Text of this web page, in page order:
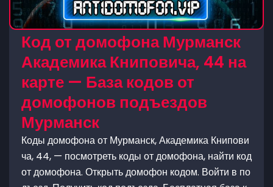
Код от домофона Мурманск
Академика Книповича, 44 на
карте — База кодов от
домофонов подъездов
Мурманск
Коды домофона от Мурманск, Академика Книпови
ча, 44, — посмотреть коды от домофона, найти код
от домофона. Открыть домофон кодом. Войти в по